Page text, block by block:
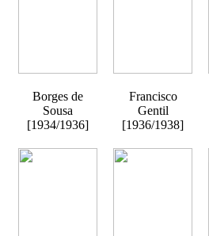
Borges de
Sousa
[1934/1936]
Francisco
Gentil
[1936/1938]